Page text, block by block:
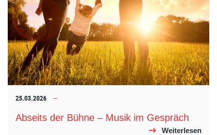
25.03.2026
Abseits der Bühne – Musik im Gespräch
Weiterlesen